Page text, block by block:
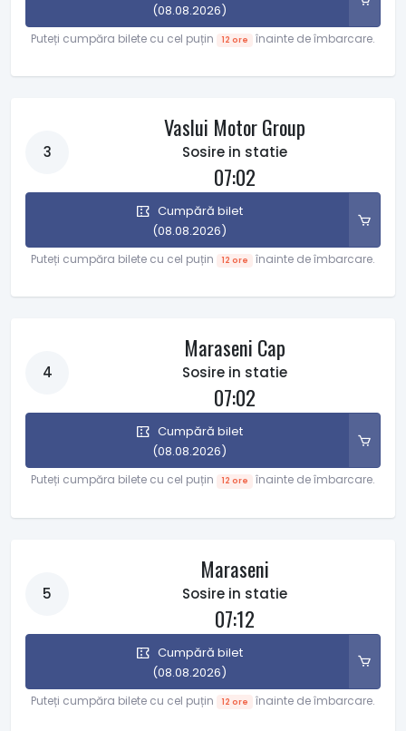
(08.08.2026)
Puteți cumpăra bilete cu cel puțin 12 ore înainte de îmbarcare.
3
Vaslui Motor Group
Sosire in statie
07:02
Cumpără bilet
(08.08.2026)
Puteți cumpăra bilete cu cel puțin 12 ore înainte de îmbarcare.
4
Maraseni Cap
Sosire in statie
07:02
Cumpără bilet
(08.08.2026)
Puteți cumpăra bilete cu cel puțin 12 ore înainte de îmbarcare.
5
Maraseni
Sosire in statie
07:12
Cumpără bilet
(08.08.2026)
Puteți cumpăra bilete cu cel puțin 12 ore înainte de îmbarcare.